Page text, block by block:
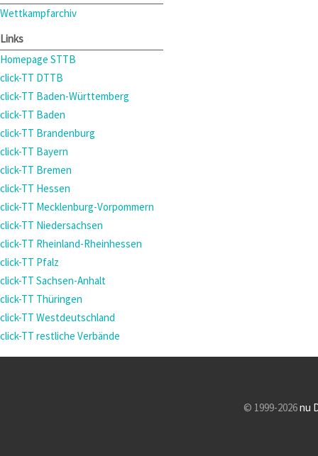
Wettkampfarchiv
Links
Homepage STTB
click-TT DTTB
click-TT Baden-Württemberg
click-TT Baden
click-TT Brandenburg
click-TT Bayern
click-TT Bremen
click-TT Hessen
click-TT Mecklenburg-Vorpommern
click-TT Niedersachsen
click-TT Rheinland-Rheinhessen
click-TT Pfalz
click-TT Sachsen-Anhalt
click-TT Thüringen
click-TT Westdeutschland
click-TT restliche Verbände
© 1999-2026nu